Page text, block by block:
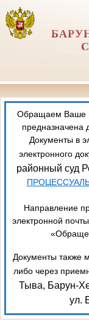
Обращаем Ваше
предназначена
Документы в
электронного
районный суд
Направление
электронной
Документы также
либо через
Тыва, Барун-
ул.